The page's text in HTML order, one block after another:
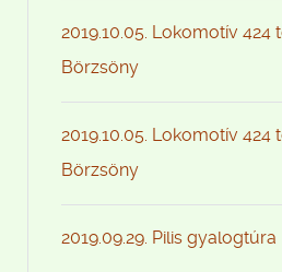
2019.10.05. Lokomotív
Börzsöny
2019.10.05. Lokomotív
Börzsöny
2019.09.29. Pilis gyalogtúra